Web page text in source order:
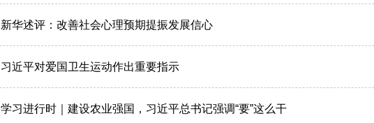
新华述评：改善社会心理预期提振发展信心
习近平对爱国卫生运动作出重要指示
学习进行时｜建设农业强国，习近平总书记强调“要”这么干